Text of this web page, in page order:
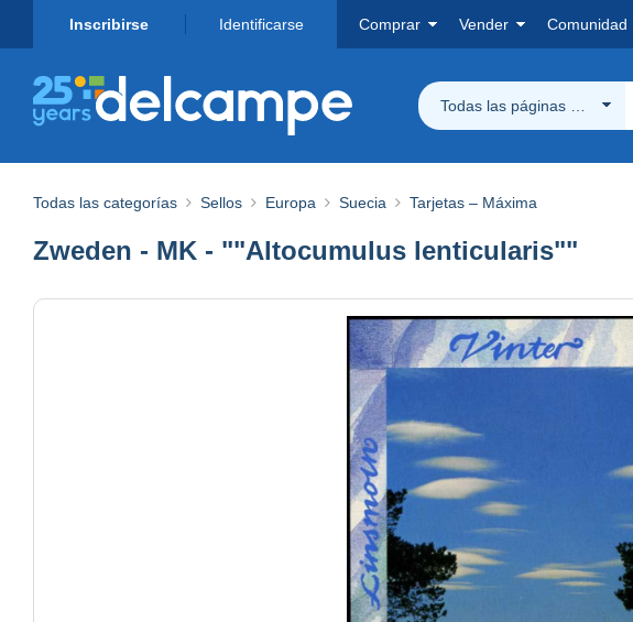
Inscribirse Identificarse Comprar Vender Comunidad
Todas las páginas Delcampe
Todas las categorías Sellos Europa Suecia Tarjetas – Máxima
Zweden - MK - ""Altocumulus lenticularis""